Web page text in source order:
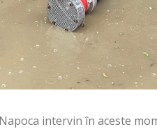
intervin în aceste